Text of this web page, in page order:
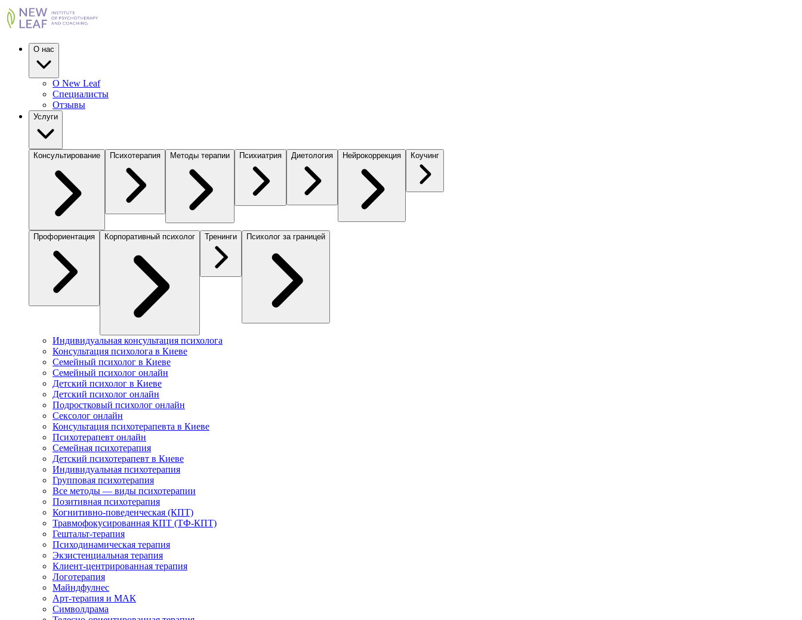
О нас
О New Leaf
Специалисты
Отзывы
Услуги
Консультирование Психотерапия Методы терапии Психиатрия Диетология Нейрокоррекция Коучинг
Профориентация Корпоративный психолог Тренинги Психолог за границей
Индивидуальная консультация психолога
Консультация психолога в Киеве
Семейный психолог в Киеве
Семейный психолог онлайн
Детский психолог в Киеве
Детский психолог онлайн
Подростковый психолог онлайн
Сексолог онлайн
Консультация психотерапевта в Киеве
Психотерапевт онлайн
Семейная психотерапия
Детский психотерапевт в Киеве
Индивидуальная психотерапия
Групповая психотерапия
Все методы — виды психотерапии
Позитивная психотерапия
Когнитивно-поведенческая (КПТ)
Травмофокусированная КПТ (ТФ-КПТ)
Гештальт-терапия
Психодинамическая терапия
Экзистенциальная терапия
Клиент-центрированная терапия
Логотерапия
Майндфулнес
Арт-терапия и МАК
Символдрама